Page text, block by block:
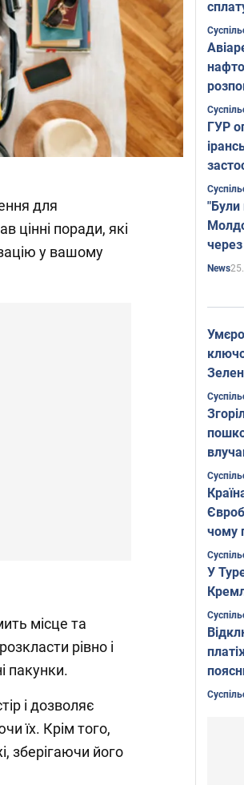
для
цінні поради, які
у вашому
місце та
рівно і
пакунки.
і дозволяє
їх. Крім того,
зберігаючи його
ГУР
"Були
News
Фото
чому
У